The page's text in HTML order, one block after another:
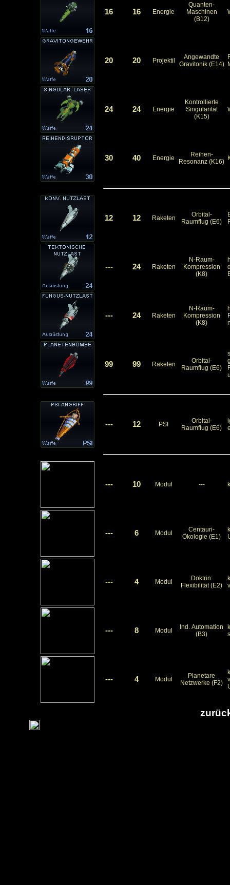
16 16 Energie
Quanten-
Maschinen
(B12)
20 20 Projektil
Angewandte
Gravitonik (E14)
24 24 Energie
Kontrollierte
Singularität
(K15)
30 40 Energie
Reihen-
Resonanz (K16)
12 12 Raketen
Orbital-
Raumflug (E6)
--- 24 Raketen
N-Raum-
Kompression
(K8)
--- 24 Raketen
N-Raum-
Kompression
(K8)
99 99 Raketen
Orbital-
Raumflug (E6)
--- 12 PSI
Orbital-
Raumflug (E6)
--- 10 Modul ---
--- 6 Modul
Centauri-
Ökologie (E1)
--- 4 Modul
Doktrin:
Flexibilität (E2)
--- 8 Modul
Ind. Automation
(B3)
--- 4 Modul
Planetare
Netzwerke (F2)